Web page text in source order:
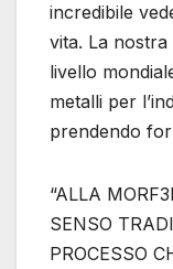
incredibile
vita. La
livello
metalli per
prendendo
“ALLA
SENSO
PROCESSO